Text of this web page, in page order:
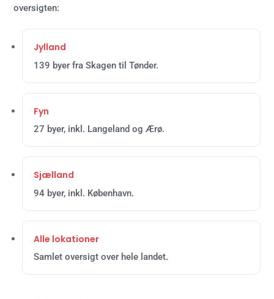
oversigten:
Jylland
139 byer fra Skagen til Tønder.
Fyn
27 byer, inkl. Langeland og Ærø.
Sjælland
94 byer, inkl. København.
Alle lokationer
Samlet oversigt over hele landet.